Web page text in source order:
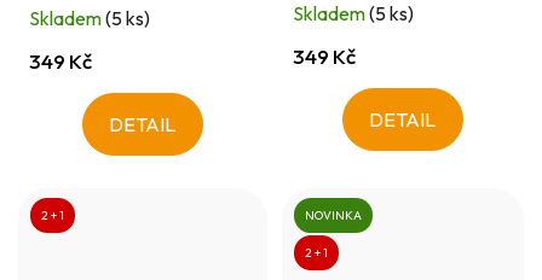
Skladem(5 ks)
349 Kč
DETAIL
Skladem(5 ks)
349 Kč
DETAIL
2 + 1 NOVINKA
2 + 1